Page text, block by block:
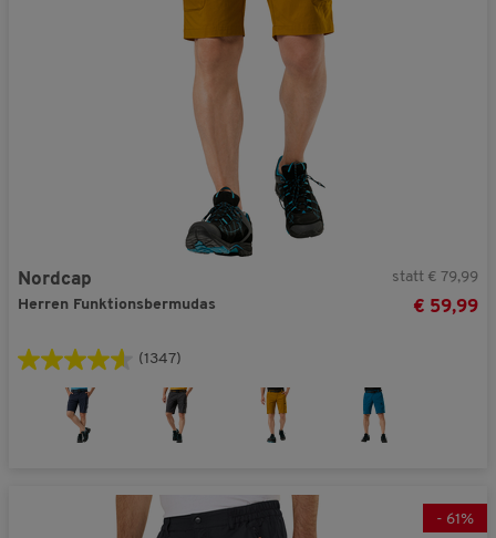
Nordcap
Herren Funktionsbermudas
statt € 79,99
€ 59,99
(1347)
- 61%